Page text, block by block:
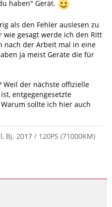
haben" Gerät.
als den Fehler auslesen zu
wie gesagt werde ich den Ritt
nach der Arbeit mal in eine
ja meist Geräte die für
Weil der nächste offizielle
entgegengesetzte
sollte ich hier auch
Bj. 2017 / 120PS (71000KM)